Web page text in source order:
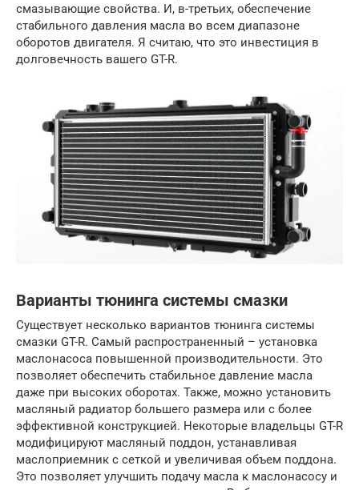
смазывающие свойства. И, в-третьих, обеспечение
стабильного давления масла во всем диапазоне
оборотов двигателя. Я считаю, что это инвестиция в
долговечность вашего GT-R.
Варианты тюнинга системы смазки
Существует несколько вариантов тюнинга системы
смазки GT-R. Самый распространенный – установка
маслонасоса повышенной производительности. Это
позволяет обеспечить стабильное давление масла
даже при высоких оборотах. Также, можно установить
масляный радиатор большего размера или с более
эффективной конструкцией. Некоторые владельцы GT-R
модифицируют масляный поддон, устанавливая
маслоприемник с сеткой и увеличивая объем поддона.
Это позволяет улучшить подачу масла к маслонасосу и